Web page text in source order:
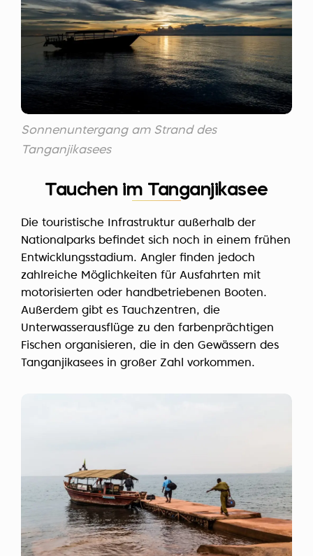
Sonnenuntergang am Strand des
Tanganjikasees
Tauchen im Tanganjikasee
Die touristische Infrastruktur außerhalb der
Nationalparks befindet sich noch in einem frühen
Entwicklungsstadium. Angler finden jedoch
zahlreiche Möglichkeiten für Ausfahrten mit
motorisierten oder handbetriebenen Booten.
Außerdem gibt es Tauchzentren, die
Unterwasserausflüge zu den farbenprächtigen
Fischen organisieren, die in den Gewässern des
Tanganjikasees in großer Zahl vorkommen.